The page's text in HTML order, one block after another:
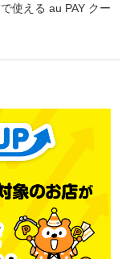
使える au PAY クー